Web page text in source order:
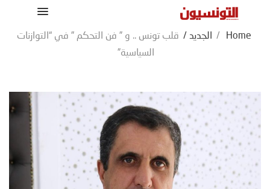
Home
/ الجديد / قلب تونس .. و ” فن التحكم ” في “التوازنات
السياسية”